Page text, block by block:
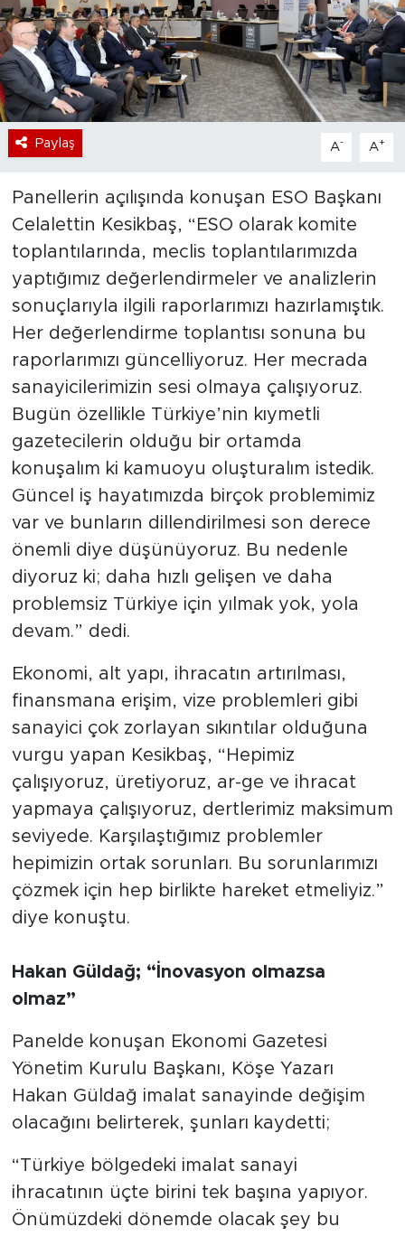
Paylaş A- A+
Panellerin açılışında konuşan ESO Başkanı
Celalettin Kesikbaş, “ESO olarak komite
toplantılarında, meclis toplantılarımızda
yaptığımız değerlendirmeler ve analizlerin
sonuçlarıyla ilgili raporlarımızı hazırlamıştık.
Her değerlendirme toplantısı sonuna bu
raporlarımızı güncelliyoruz. Her mecrada
sanayicilerimizin sesi olmaya çalışıyoruz.
Bugün özellikle Türkiye’nin kıymetli
gazetecilerin olduğu bir ortamda
konuşalım ki kamuoyu oluşturalım istedik.
Güncel iş hayatımızda birçok problemimiz
var ve bunların dillendirilmesi son derece
önemli diye düşünüyoruz. Bu nedenle
diyoruz ki; daha hızlı gelişen ve daha
problemsiz Türkiye için yılmak yok, yola
devam.” dedi.
Ekonomi, alt yapı, ihracatın artırılması,
finansmana erişim, vize problemleri gibi
sanayici çok zorlayan sıkıntılar olduğuna
vurgu yapan Kesikbaş, “Hepimiz
çalışıyoruz, üretiyoruz, ar-ge ve ihracat
yapmaya çalışıyoruz, dertlerimiz maksimum
seviyede. Karşılaştığımız problemler
hepimizin ortak sorunları. Bu sorunlarımızı
çözmek için hep birlikte hareket etmeliyiz.”
diye konuştu.
Hakan Güldağ; “İnovasyon olmazsa
olmaz”
Panelde konuşan Ekonomi Gazetesi
Yönetim Kurulu Başkanı, Köşe Yazarı
Hakan Güldağ imalat sanayinde değişim
olacağını belirterek, şunları kaydetti;
“Türkiye bölgedeki imalat sanayi
ihracatının üçte birini tek başına yapıyor.
Önümüzdeki dönemde olacak şey bu
Sektör